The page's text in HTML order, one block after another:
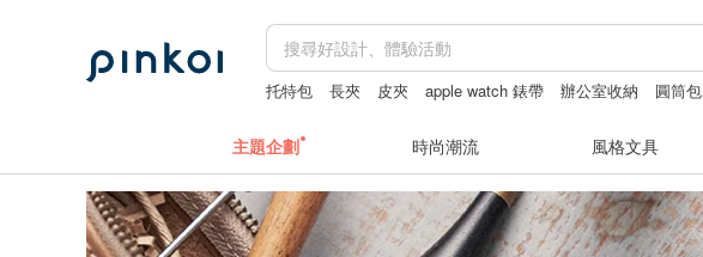
托特包 長夾 皮夾 apple watch 錶帶 辦公室收納 圓筒包
主題企劃 時尚潮流 風格文具